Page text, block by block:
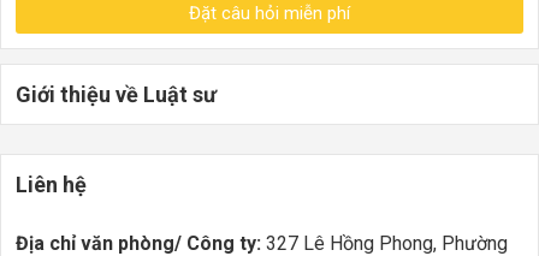
Đặt câu hỏi miễn phí
Giới thiệu về Luật sư
Liên hệ
Địa chỉ văn phòng/ Công ty: 327 Lê Hồng Phong, Phường